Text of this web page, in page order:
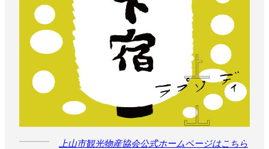
上山市観光物産協会公式ホームページはこちら